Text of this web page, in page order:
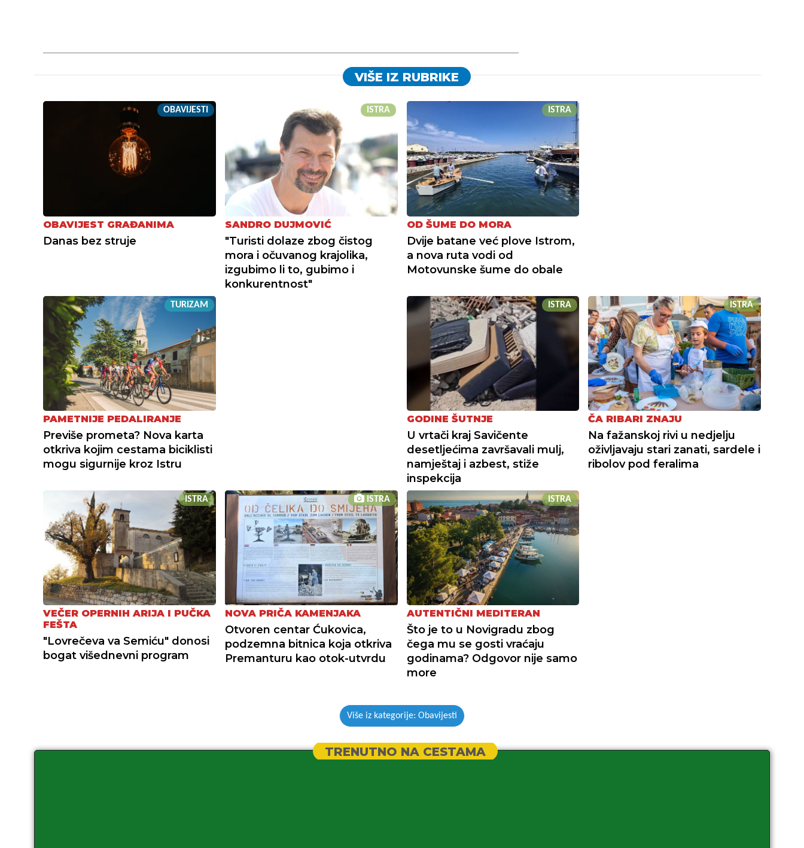
VIŠE IZ RUBRIKE
OBAVIJESTI
OBAVIJEST GRAĐANIMA
Danas bez struje
ISTRA
SANDRO DUJMOVIĆ
"Turisti dolaze zbog čistog
mora i očuvanog krajolika,
izgubimo li to, gubimo i
konkurentnost"
ISTRA
OD ŠUME DO MORA
Dvije batane već plove Istrom,
a nova ruta vodi od
Motovunske šume do obale
TURIZAM
PAMETNIJE PEDALIRANJE
Previše prometa? Nova karta
otkriva kojim cestama biciklisti
mogu sigurnije kroz Istru
ISTRA
GODINE ŠUTNJE
U vrtači kraj Savičente
desetljećima završavali mulj,
namještaj i azbest, stiže
inspekcija
ISTRA
ČA RIBARI ZNAJU
Na fažanskoj rivi u nedjelju
oživljavaju stari zanati, sardele i
ribolov pod feralima
ISTRA
VEČER OPERNIH ARIJA I PUČKA
FEŠTA
"Lovrečeva va Semiću" donosi
bogat višednevni program
ISTRA
NOVA PRIČA KAMENJAKA
Otvoren centar Ćukovica,
podzemna bitnica koja otkriva
Premanturu kao otok-utvrdu
ISTRA
AUTENTIČNI MEDITERAN
Što je to u Novigradu zbog
čega mu se gosti vraćaju
godinama? Odgovor nije samo
more
Više iz kategorije: Obavijesti
TRENUTNO NA CESTAMA